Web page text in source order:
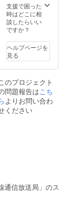
ける際
は、必
ず備考
欄にラ
ネーム
を記載
してく
ださ
支援で困った
時はどこに相
談したらいい
ですか？
ヘルプページを
見る
のプロジェクト
問題報告はこち
よりお問い合わ
ください
通信放送局」のス